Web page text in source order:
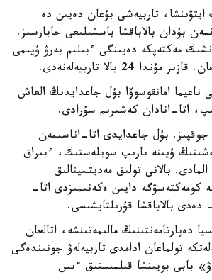
ايتۋىنشا، تاربيەشى بۇعان دەيىن دە
بۇدان بالاباقشا باسشىلىعى حابارسىز.
مەكتەپكە دەيىنگى ءبىلىم بەرۋ ۇيىمى
24 بالا تاربيەلەنەدى.
ناعيما امانقوسوۆا بۇل جاعدايدىڭ العاش
اتا-انادان كەشىرىم سۇرادى.
بۇل جاعدايدى اتا-اناسىمەن
ۇيىنە بارىپ سويلەستىك، ءبىراق
بالانى تولىق مەديتسينالىق
كومەكتەسۋگە دايىن ەكەنىمىزدى اتا-
دەدى بالاباقشا قۇرىلتايشىسى.
دەپارتامەنتىنىڭ مالىمەتىنشە، اتالعان
تولماعان ادامدى تاربيەلەۋ جونىندەگى
بابى بويىنشا قىلمىستىق ءىس